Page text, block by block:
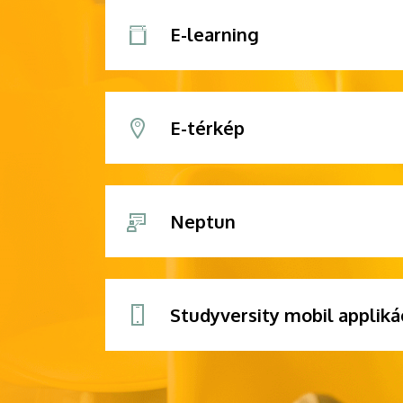
E-learning
E-térkép
Neptun
Studyversity mobil